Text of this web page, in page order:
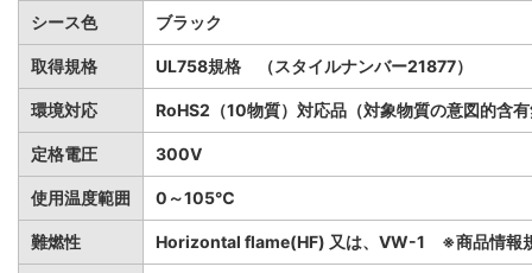
シース色 ブラック
取得規格 UL758規格 （スタイルナンバー21877）
環境対応 RoHS2（10物質）対応品（対象物質の意図的含
定格電圧 300V
使用温度範囲 0～105℃
難燃性 Horizontal flame(HF) 又は、VW-1 ※商品情報